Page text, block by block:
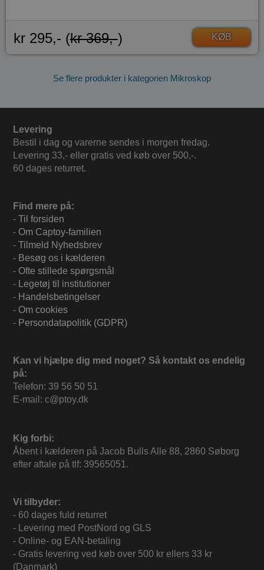
kr 295,- (kr 369,-) KØB
Se flere produkter i kategorien Mikroskop
Levering
Bestil i dag og varerne sendes i morgen fredag.
Levering 33,- eller gratis ved køb over 500,-.
60 dages returret.
Find mere på:
- Til forsiden
- Om Captoy-familien
- Tilmeld Nyhedsbrev
- Besøg os i kælderen
- Ofte stillede spørgsmål
- Legetøj til institutioner
- Handelsbetingelser
- Om cookies
- Persondatapolitik (GDPR)
Kan vi hjælpe dig med noget? Så kontakt os endelig
på:
Telefon: 39 56 50 51
E-mail: c@ptoy.dk
Kig forbi:
Åbent i kælderen på Jacob Bulls Alle 88, 2860 Søborg
efter aftale på tlf: 39565051.
Vi tilbyder:
- 60 dages fuld returret
- Levering med PostNord og GLS
- Online- og EAN-betaling
- Gratis levering ved køb over 500 kr ellers 33 kr
(Danmark)